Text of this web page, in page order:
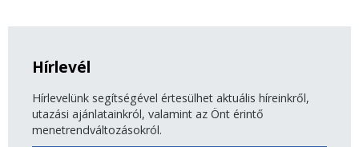
Hírlevél
Hírlevelünk segítségével értesülhet aktuális híreinkről,
utazási ajánlatainkról, valamint az Önt érintő
menetrendváltozásokról.